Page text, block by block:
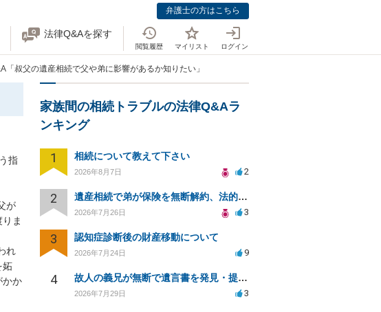
弁護士の方はこちら
法律Q&Aを探す
閲覧履歴 マイリスト ログイン
「叔父の遺産相続で父や弟に影響があるか知りたい」
指
が
ま
れ
妬
かか
家族間の相続トラブルの法律Q&Aラ
ンキング
1 相続について教えて下さい
2026年8月7日 2
2 遺産相続で弟が保険を無断解約、法的問題は？
2026年7月26日 3
3 認知症診断後の財産移動について
2026年7月24日 9
4 故人の義兄が無断で遺言書を発見・提出、法的対処法は？
2026年7月29日 3